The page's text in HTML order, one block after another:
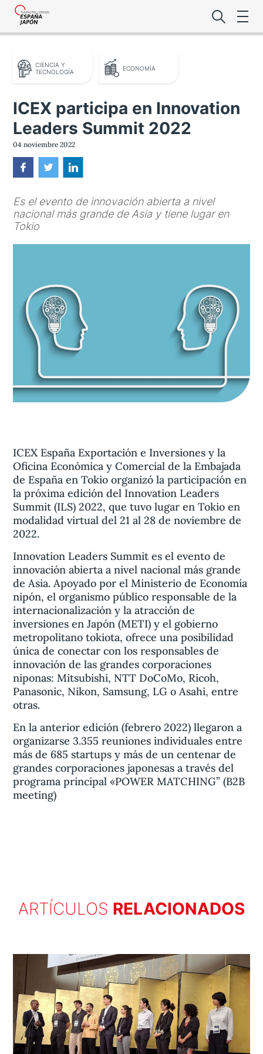
Lo último de la
Premio de
Aviso legal
de privacidad
CIENCIA Y
TECNOLOGÍA
ECONOMÍA
ICEX participa en Innovation
Leaders Summit 2022
04 noviembre 2022
Es el evento de innovación abierta a nivel
nacional más grande de Asia y tiene lugar en
Tokio
ICEX España Exportación e Inversiones y la
Oficina Económica y Comercial de la Embajada
de España en Tokio organizó la participación en
la próxima edición del Innovation Leaders
Summit (ILS) 2022, que tuvo lugar en Tokio en
modalidad virtual del 21 al 28 de noviembre de
2022.
Innovation Leaders Summit es el evento de
innovación abierta a nivel nacional más grande
de Asia. Apoyado por el Ministerio de Economía
nipón, el organismo público responsable de la
internacionalización y la atracción de
inversiones en Japón (METI) y el gobierno
metropolitano tokiota, ofrece una posibilidad
única de conectar con los responsables de
innovación de las grandes corporaciones
niponas: Mitsubishi, NTT DoCoMo, Ricoh,
Panasonic, Nikon, Samsung, LG o Asahi, entre
otras.
En la anterior edición (febrero 2022) llegaron a
organizarse 3.355 reuniones individuales entre
más de 685 startups y más de un centenar de
grandes corporaciones japonesas a través del
programa principal «POWER MATCHING” (B2B
meeting)
ARTÍCULOS RELACIONADOS